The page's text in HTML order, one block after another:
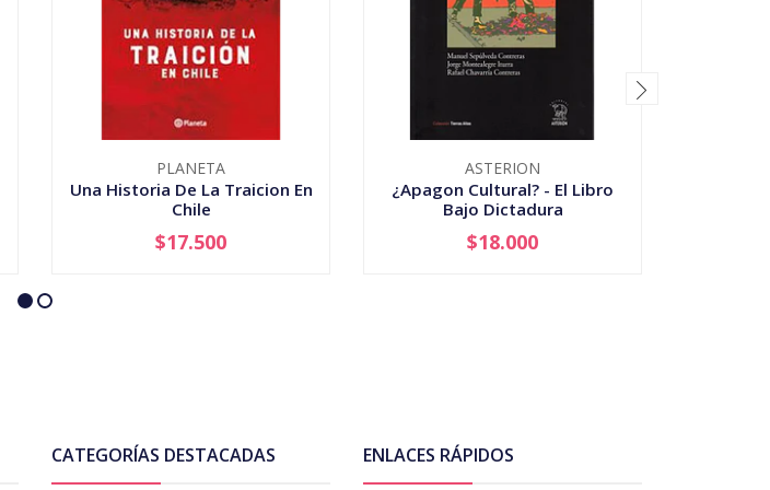
PLANETA
Una Historia De La Traicion En
Chile
+
$17.500
ASTERION
¿Apagon Cultural? - El Libro
Bajo Dictadura
+
$18.000
CATEGORÍAS DESTACADAS ENLACES RÁPIDOS